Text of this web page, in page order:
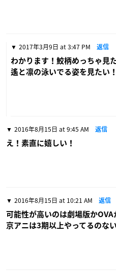
2017年3月9日 at 3:47 PM 返信
わかります！鮫柄めっちゃ見
遙と凛の泳いでる姿を見たい！
2016年8月15日 at 9:45 AM 返信
え！素直に嬉しい！
2016年8月15日 at 10:21 AM 返信
可能性が高いのは劇場版かOVA
京アニは3期以上やってるのな